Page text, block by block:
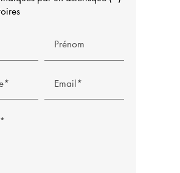
Prénom
Email*